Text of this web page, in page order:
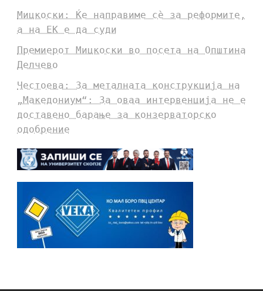
Мицкоски: Ќе направиме сè за реформите,
а на ЕК е да суди
Премиерот Мицкоски во посета на Општина
Делчево
Честоева: За металната конструкција на
„Македониум“: За оваа интервенција не е
доставено барање за конзерваторско
одобрение